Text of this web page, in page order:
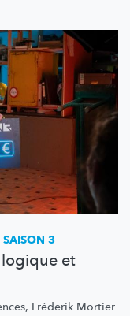
SAISON 3
logique et
Fréderik Mortier